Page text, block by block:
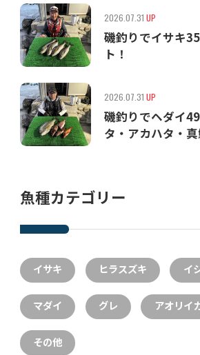
2026.07.31 UP
磯釣りでイサキ
ト！
2026.07.31 UP
磯釣りでヘダイ
タ・アカハタ・真
魚種カテゴリー
イサキ ヒラスズキ イ
マダイ グレ アオリイ
その他